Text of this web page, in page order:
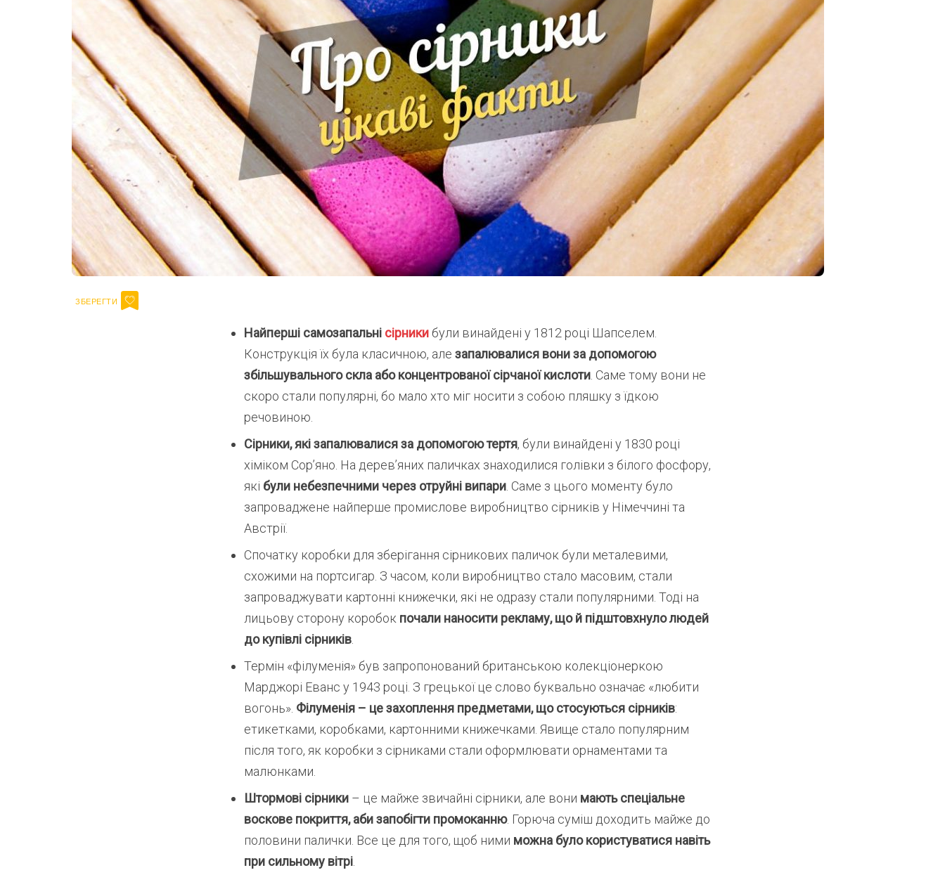
Найперші самозапальні сірникибули винайдені у 1812 році Шапселем.
Конструкція їх була класичною, але запалювалися вони за допомогою
збільшувального скла або концентрованої сірчаної кислоти . Саме тому вони не
скоро стали популярні, бо мало хто міг носити з собою пляшку з їдкою
речовиною.
Сірники, які запалювалися за допомогою тертя, були винайдені у 1830 році
хіміком Сор’яно. На дерев’яних паличках знаходилися голівки з білого фосфору,
які були небезпечними через отруйні випари . Саме з цього моменту було
запроваджене найперше промислове виробництво сірників у Німеччині та
Австрії.
Спочатку коробки для зберігання сірникових паличок були металевими,
схожими на портсигар. З часом, коли виробництво стало масовим, стали
запроваджувати картонні книжечки, які не одразу стали популярними. Тоді на
лицьову сторону коробок почали наносити рекламу, що й підштовхнуло людей
до купівлі сірників
Термін «філуменія» був запропонований британською колекціонеркою
Марджорі Еванс у 1943 році. З грецької це слово буквально означає «любити
вогонь». Філуменія – це захоплення предметами, що стосуються сірників:
етикетками, коробками, картонними книжечками. Явище стало популярним
після того, як коробки з сірниками стали оформлювати орнаментами та
малюнками.
Штормові сірники – це майже звичайні сірники, але вони мають спеціальне
воскове покриття, аби запобігти промоканню. Горюча суміш доходить майже до
половини палички. Все це для того, щоб ними можна було користуватися навіть
при сильному вітрі